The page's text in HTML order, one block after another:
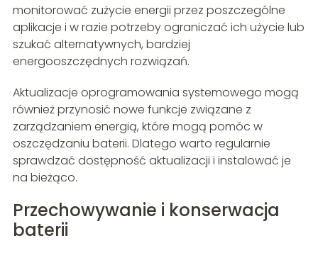
monitorować zużycie energii przez poszczególne
aplikacje i w razie potrzeby ograniczać ich użycie lub
szukać alternatywnych, bardziej
energooszczędnych rozwiązań.
Aktualizacje oprogramowania systemowego mogą
również przynosić nowe funkcje związane z
zarządzaniem energią, które mogą pomóc w
oszczędzaniu baterii. Dlatego warto regularnie
sprawdzać dostępność aktualizacji i instalować je
na bieżąco.
Przechowywanie i konserwacja
baterii